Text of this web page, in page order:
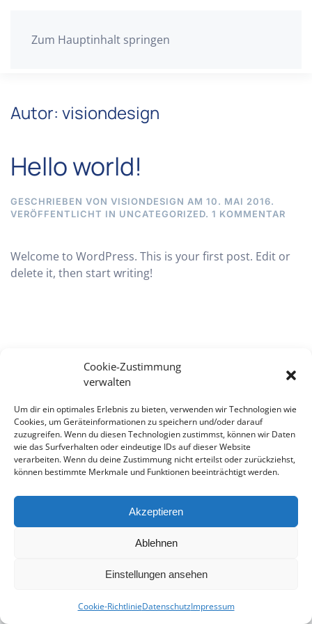
Cookie-Zustimmung
verwalten
Um dir ein optimales Erlebnis zu bieten, verwenden wir Technologien wie
Cookies, um Geräteinformationen zu speichern und/oder darauf
zuzugreifen. Wenn du diesen Technologien zustimmst, können wir Daten
wie das Surfverhalten oder eindeutige IDs auf dieser Website
verarbeiten. Wenn du deine Zustimmung nicht erteilst oder zurückziehst,
können bestimmte Merkmale und Funktionen beeinträchtigt werden.
Akzeptieren
Ablehnen
Einstellungen ansehen
Cookie-RichtlinieDatenschutzImpressum
Zum Hauptinhalt springen
Autor: visiondesign
Hello world!
GESCHRIEBEN VON VISIONDESIGN AM 10. MAI 2016.
VERÖFFENTLICHT IN UNCATEGORIZED. 1 KOMMENTAR
Welcome to WordPress. This is your first post. Edit or
delete it, then start writing!
Impressum Datenschutz
0 57 31 - 940 676